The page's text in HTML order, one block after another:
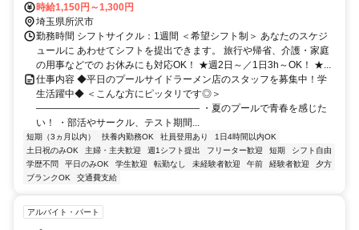
口徒歩約3分、西武山口線 西武園ゆうえんち徒歩約8分
時給1,150円～1,300円
埼玉県所沢市
勤務時間 シフトサイクル：1週間 ＜希望シフト制＞ あなたのスケジ
ュールに あわせてシフトを提出できます。 旅行や帰省、介護・家庭
の用事などでの お休みにも対応OK！ ★週2日～／1日3h～OK！ ★...
仕事内容 ◆平日のプールサイドラーメン店のスタッフを募集中！学
生活躍中◆ ＜こんな方にピッタリです◎＞
――――――――――――――――― ・夏のプールで青春を感じた
い！ ・部活やサークル、テスト期間...
短期（3ヵ月以内） 扶養内勤務OK 社員登用あり
1日4時間以内OK
土日祝のみOK
主婦・主夫歓迎 週1シフト提出 フリーター歓迎 短期
シフト自由
学歴不問
平日のみOK 学生歓迎 転勤なし 未経験者歓迎 午前 経験者歓迎
夕方
ブランクOK
交通費支給
アルバイト・パート